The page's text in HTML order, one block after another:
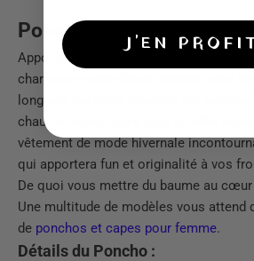
Poncho pour femme de
Apportez de la couleur à votre tenue
charmante
long aux manches évasées est
chaud et confortable pour un effet
vêtement de mode hivernale
qui apportera fun et originalité à vos
De quoi vous mettre du baume au cœur
Une multitude de modèles vous attend
de ponchos et capes pour femme.
Détails du Poncho :
J'EN